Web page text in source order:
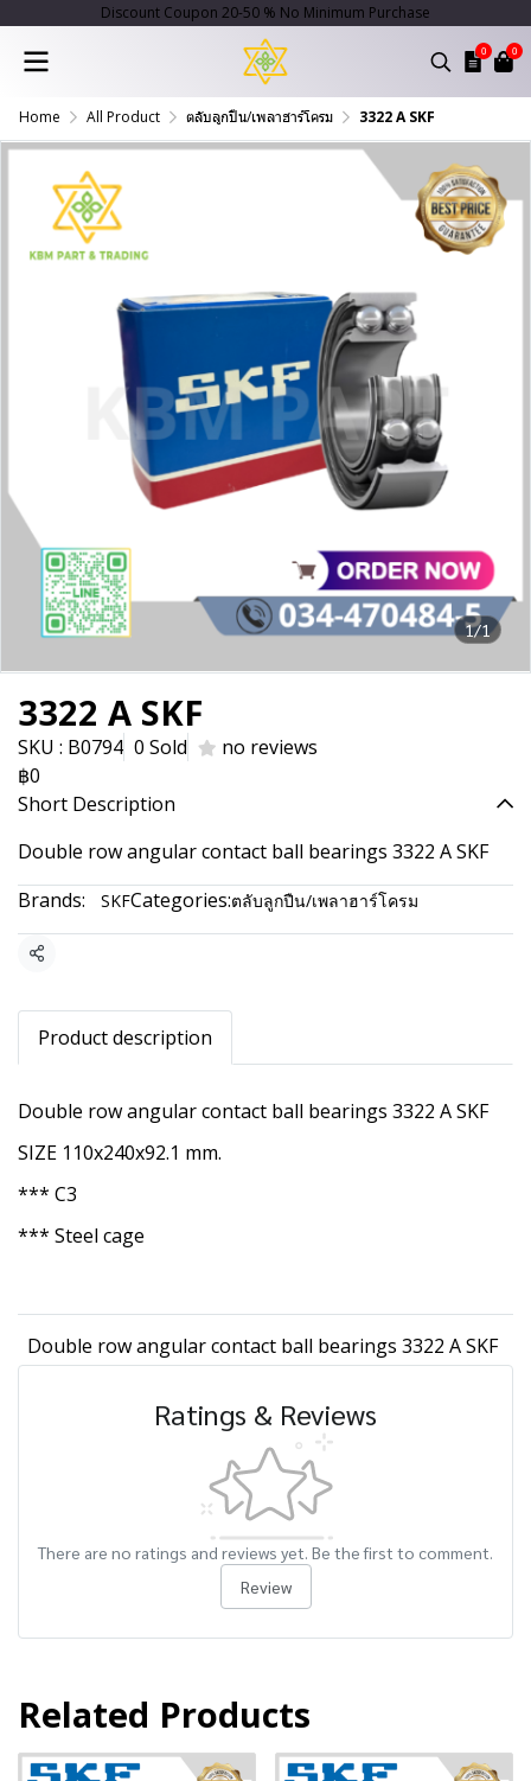
Discount Coupon 20-50 % No Minimum Purchase
0 0
Home All Product ตลับลูกปืน/เพลาฮาร์โครม 3322 A SKF
1/1
3322 A SKF
SKU : B0794 0 Sold
no reviews
฿0
Short Description
Double row angular contact ball bearings 3322 A SKF
Brands:
SKFCategories:ตลับลูกปืน/เพลาฮาร์โครม
Share
Product description
Double row angular contact ball bearings 3322 A SKF
SIZE 110x240x92.1 mm.
*** C3
*** Steel cage
Double row angular contact ball bearings 3322 A SKF
Ratings & Reviews
There are no ratings and reviews yet. Be the first to comment.
Review
Related Products